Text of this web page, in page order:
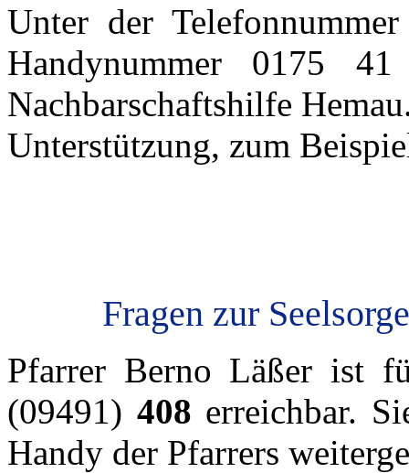
Unter der
Handynummer 0175
Nachbarschaftshilfe
Unterstützung, zum
Fragen zur
Pfarrer Berno Läßer ist
(09491) 408 erreichbar.
Handy der Pfarrers